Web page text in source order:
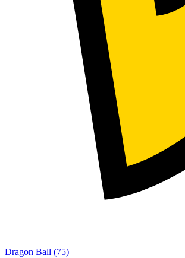
Dragon Ball (75)